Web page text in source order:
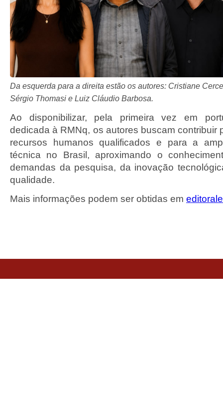
Da esquerda para a direita estão os autores: Cristiane
Sérgio Thomasi e Luiz Cláudio Barbosa.
Ao disponibilizar, pela primeira vez em
dedicada à RMNq, os autores buscam contribuir
recursos humanos qualificados e para a
técnica no Brasil, aproximando o
demandas da pesquisa, da inovação
qualidade.
Mais informações podem ser obtidas em